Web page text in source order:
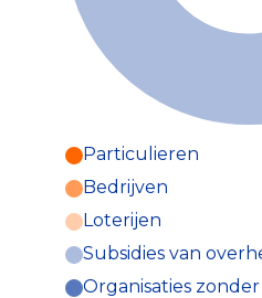
Particulieren
Deze inkomsten
onderverdeeld:
Particulieren
Bedrijven
Loterijen
Subsidies van
Organisaties